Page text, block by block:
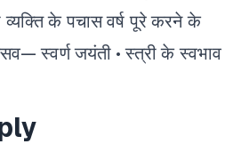
व्यक्ति के पचास वर्ष पूरे करने के
स्वर्ण जयंती • स्त्री के स्वभाव